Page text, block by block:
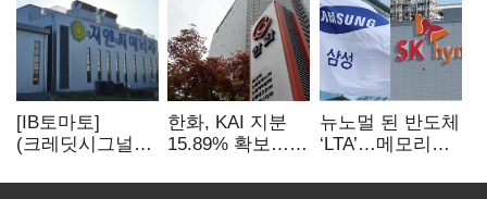
[IB토마토]
(크레딧시그널)
데이터센터 타고
한화, KAI 지분
15.89% 확보…
신청 예정
뉴노멀 된 반도체
‘LTA’…메모리
54조 선불 계약